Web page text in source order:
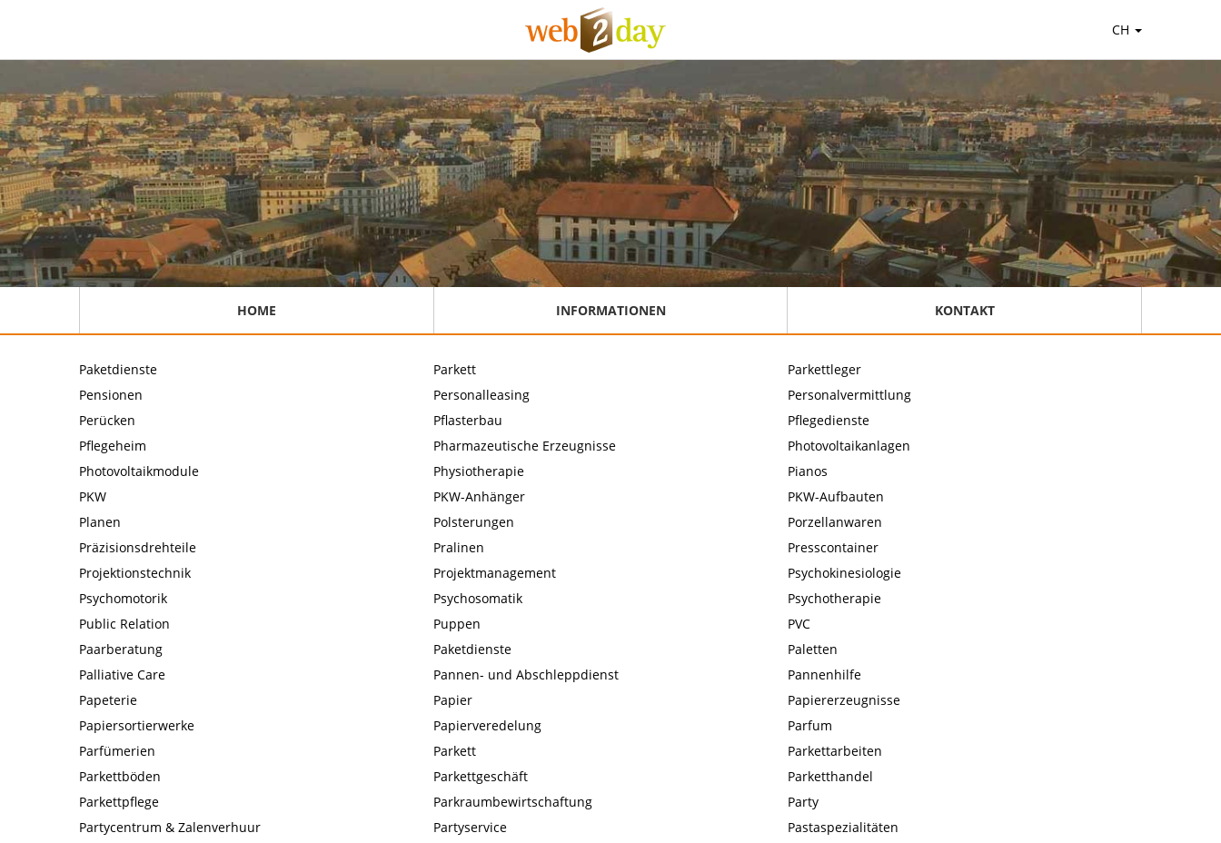
CH
HOME INFORMATIONEN KONTAKT
Paketdienste Parkett
Parkettleger
Pensionen
Personalleasing
Personalvermittlung
Perücken
Pflasterbau
Pflegedienste
Pflegeheim
Pharmazeutische Erzeugnisse
Photovoltaikanlagen
Photovoltaikmodule
Physiotherapie
Pianos
PKW
PKW-Anhänger
PKW-Aufbauten
Planen
Polsterungen
Porzellanwaren
Präzisionsdrehteile
Pralinen
Presscontainer
Projektionstechnik
Projektmanagement
Psychokinesiologie
Psychomotorik
Psychosomatik
Psychotherapie
Public Relation
Puppen
PVC
Paarberatung
Paketdienste
Paletten
Palliative Care
Pannen- und Abschleppdienst
Pannenhilfe
Papeterie
Papier
Papiererzeugnisse
Papiersortierwerke
Papierveredelung
Parfum
Parfümerien
Parkett
Parkettarbeiten
Parkettböden
Parkettgeschäft
Parketthandel
Parkettpflege
Parkraumbewirtschaftung
Party
Partycentrum & Zalenverhuur
Partyservice
Pastaspezialitäten